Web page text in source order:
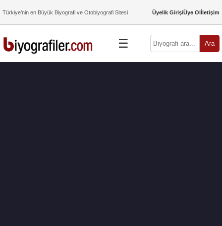
Türkiye’nin en Büyük Biyografi ve Otobiyografi Sitesi Üyelik GirişiÜye Olİletişim
☰ Ara